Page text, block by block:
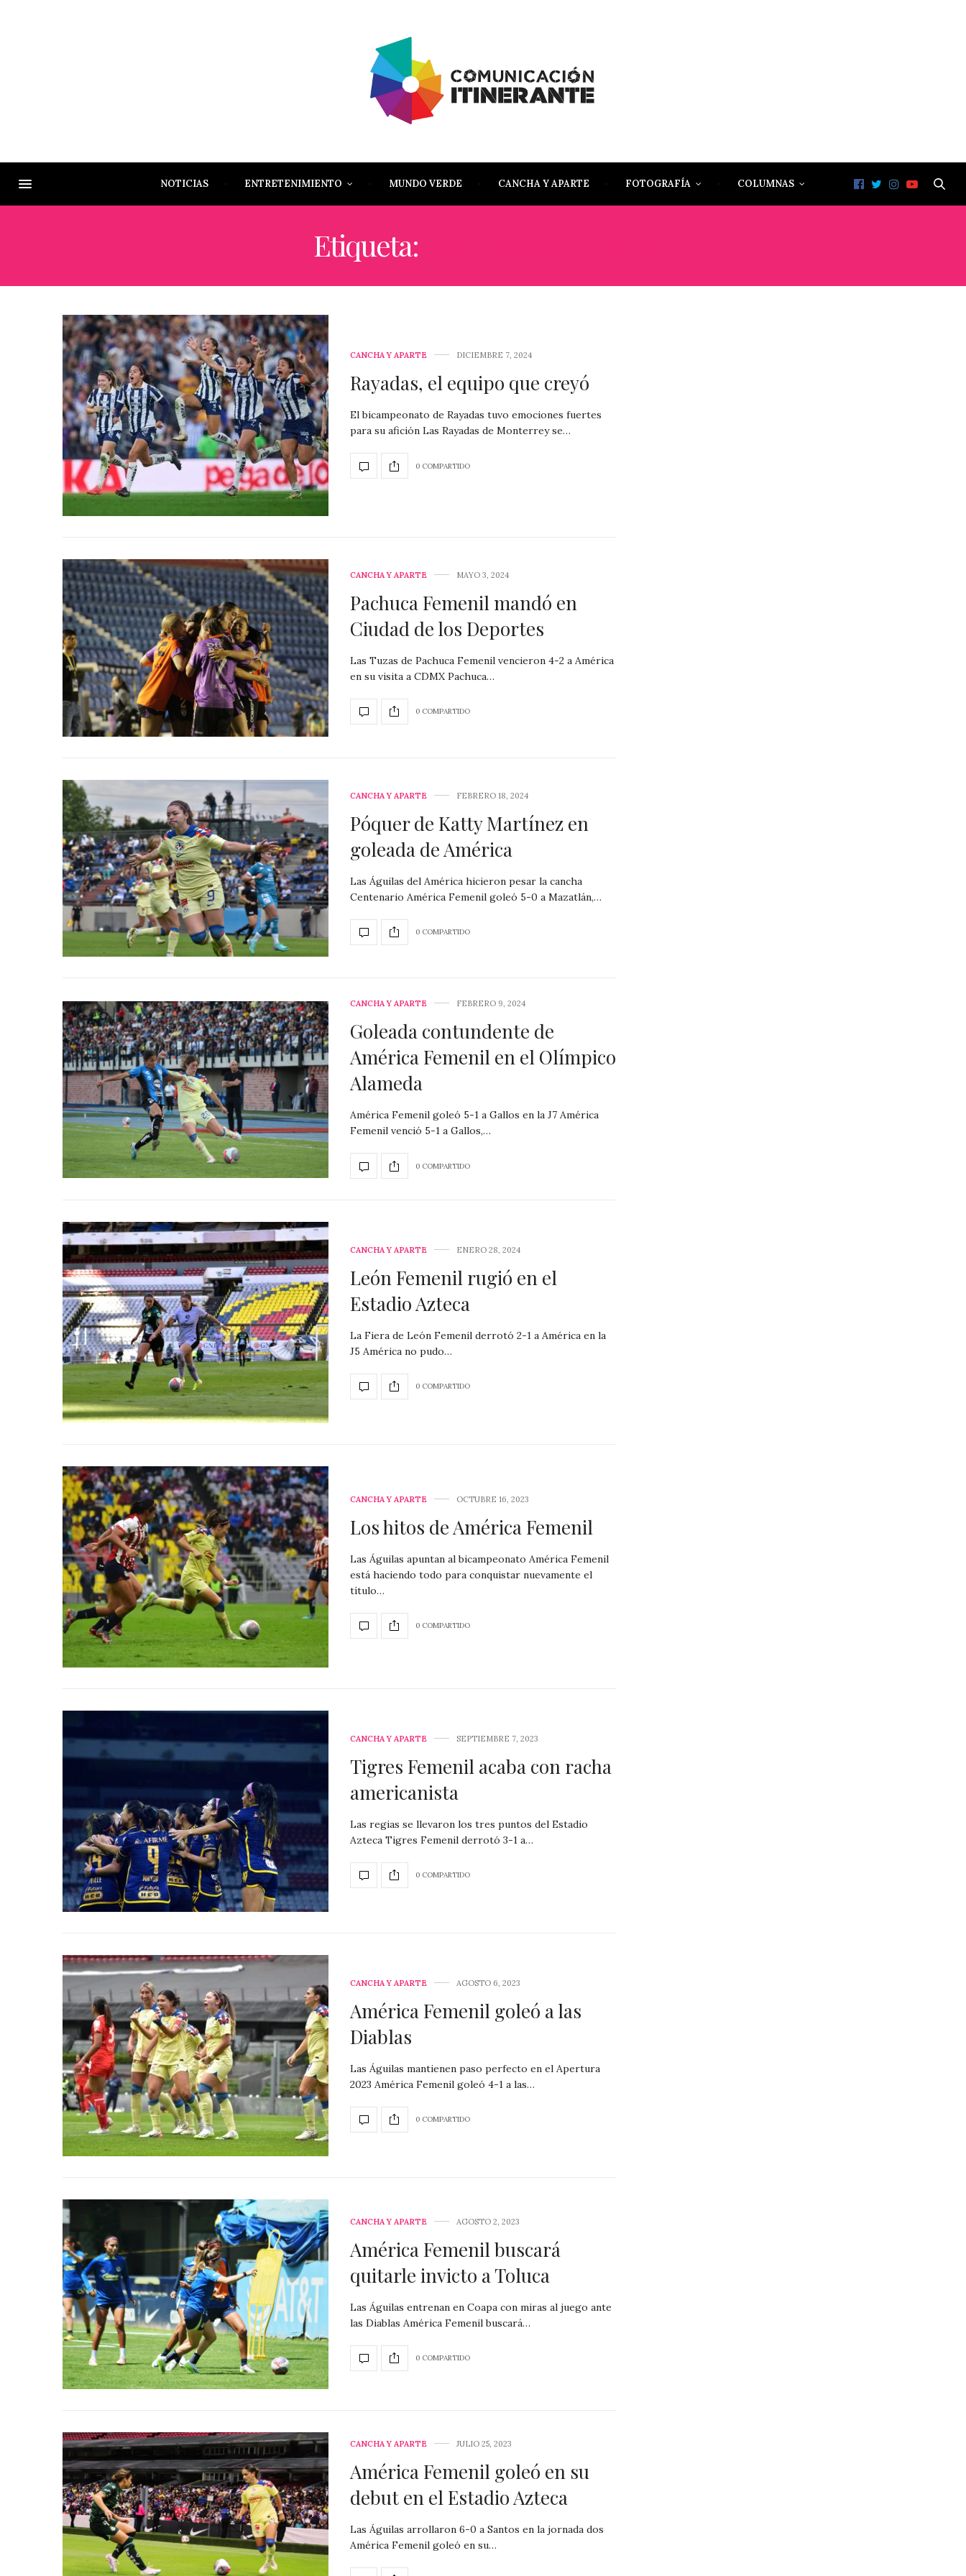
NOTICIAS ENTRETENIMIENTO MUNDO VERDE CANCHA Y APARTE FOTOGRAFÍA COLUMNAS
Etiqueta:
CANCHA Y APARTE DICIEMBRE 7, 2024
Rayadas, el equipo que creyó
El bicampeonato de Rayadas tuvo emociones fuertes
para su afición Las Rayadas de Monterrey se…
0 COMPARTIDO
CANCHA Y APARTE MAYO 3, 2024
Pachuca Femenil mandó en
Ciudad de los Deportes
Las Tuzas de Pachuca Femenil vencieron 4-2 a América
en su visita a CDMX Pachuca…
0 COMPARTIDO
CANCHA Y APARTE FEBRERO 18, 2024
Póquer de Katty Martínez en
goleada de América
Las Águilas del América hicieron pesar la cancha
Centenario América Femenil goleó 5-0 a Mazatlán,…
0 COMPARTIDO
CANCHA Y APARTE FEBRERO 9, 2024
Goleada contundente de
América Femenil en el Olímpico
Alameda
América Femenil goleó 5-1 a Gallos en la J7 América
Femenil venció 5-1 a Gallos,…
0 COMPARTIDO
CANCHA Y APARTE ENERO 28, 2024
León Femenil rugió en el
Estadio Azteca
La Fiera de León Femenil derrotó 2-1 a América en la
J5 América no pudo…
0 COMPARTIDO
CANCHA Y APARTE OCTUBRE 16, 2023
Los hitos de América Femenil
Las Águilas apuntan al bicampeonato América Femenil
está haciendo todo para conquistar nuevamente el
título…
0 COMPARTIDO
CANCHA Y APARTE SEPTIEMBRE 7, 2023
Tigres Femenil acaba con racha
americanista
Las regias se llevaron los tres puntos del Estadio
Azteca Tigres Femenil derrotó 3-1 a…
0 COMPARTIDO
CANCHA Y APARTE AGOSTO 6, 2023
América Femenil goleó a las
Diablas
Las Águilas mantienen paso perfecto en el Apertura
2023 América Femenil goleó 4-1 a las…
0 COMPARTIDO
CANCHA Y APARTE AGOSTO 2, 2023
América Femenil buscará
quitarle invicto a Toluca
Las Águilas entrenan en Coapa con miras al juego ante
las Diablas América Femenil buscará…
0 COMPARTIDO
CANCHA Y APARTE JULIO 25, 2023
América Femenil goleó en su
debut en el Estadio Azteca
Las Águilas arrollaron 6-0 a Santos en la jornada dos
América Femenil goleó en su…